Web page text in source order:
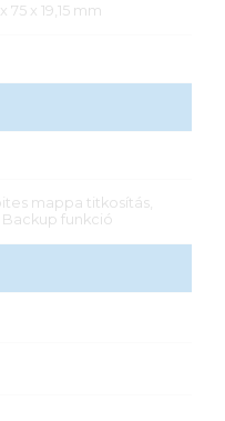
75 x 19,15 mm
mappa titkosítás,
funkció